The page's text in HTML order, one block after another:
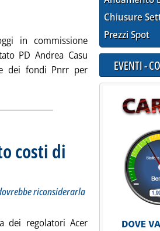
in commissione
PD Andrea Casu
dei fondi Pnrr per
tutta la notizia: 'Colonnine Pnrr,
costi di
riconsiderarla o rischia scoraggiare
riconsiderarla
dei regolatori Acer
Chiusure
Prezzi Spot
EVENTI -